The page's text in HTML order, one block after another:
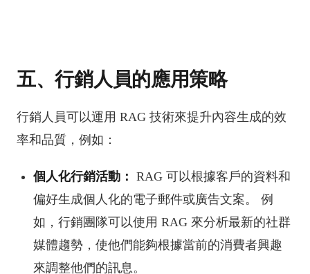
五、行銷人員的應用策略
行銷人員可以運用 RAG 技術來提升內容生成的效
率和品質，例如：
個人化行銷活動： RAG 可以根據客戶的資料和
偏好生成個人化的電子郵件或廣告文案。 例
如，行銷團隊可以使用 RAG 來分析最新的社群
媒體趨勢，使他們能夠根據當前的消費者興趣
來調整他們的訊息。